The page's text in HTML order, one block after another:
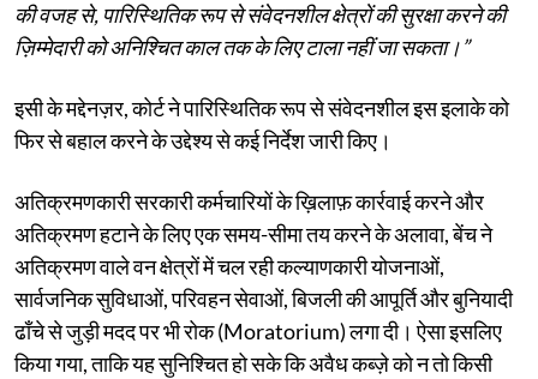
की वजह से, पारिस्थितिक रूप से संवेदनशील क्षेत्रों की सुरक्षा करने की
ज़िम्मेदारी को अनिश्चित काल तक के लिए टाला नहीं जा सकता।”
इसी के मद्देनज़र, कोर्ट ने पारिस्थितिक रूप से संवेदनशील इस इलाके को
फिर से बहाल करने के उद्देश्य से कई निर्देश जारी किए।
अतिक्रमणकारी सरकारी कर्मचारियों के ख़िलाफ़ कार्रवाई करने और
अतिक्रमण हटाने के लिए एक समय-सीमा तय करने के अलावा, बेंच ने
अतिक्रमण वाले वन क्षेत्रों में चल रही कल्याणकारी योजनाओं,
सार्वजनिक सुविधाओं, परिवहन सेवाओं, बिजली की आपूर्ति और बुनियादी
ढाँचे से जुड़ी मदद पर भी रोक (Moratorium) लगा दी। ऐसा इसलिए
किया गया, ताकि यह सुनिश्चित हो सके कि अवैध कब्ज़े को न तो किसी